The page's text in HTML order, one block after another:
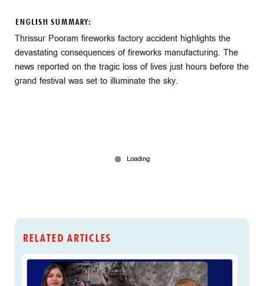
ENGLISH SUMMARY:
Thrissur Pooram fireworks factory accident highlights the
devastating consequences of fireworks manufacturing. The
news reported on the tragic loss of lives just hours before the
grand festival was set to illuminate the sky.
RELATED ARTICLES